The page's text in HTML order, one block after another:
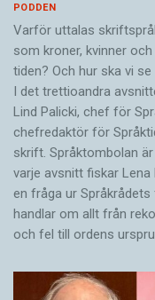
PODDEN
Varför uttalas
som kroner, kvinner
tiden? Och hur ska vi
I det trettioandra
Lind Palicki, chef för
chefredaktör för
skrift. Språktombolan är
varje avsnitt fiskar
en fråga ur
handlar om allt från
och fel till ordens